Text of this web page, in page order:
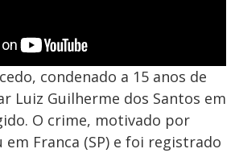
condenado a 15 anos de
Luiz Guilherme dos Santos em
O crime, motivado por
Franca (SP) e foi registrado